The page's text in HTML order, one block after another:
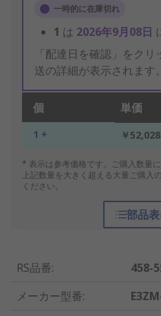
一時的に在庫切れ
1 は 2026年9月08日
「配達日を確認」をク
送の詳細が表示されます。
個 単価
1 + ￥52,028
* 表示は参考価格です。ご購入数量
上記数量を大きく超える大量ご購入
ください。
部品
RS品番:
458-
メーカー型番: